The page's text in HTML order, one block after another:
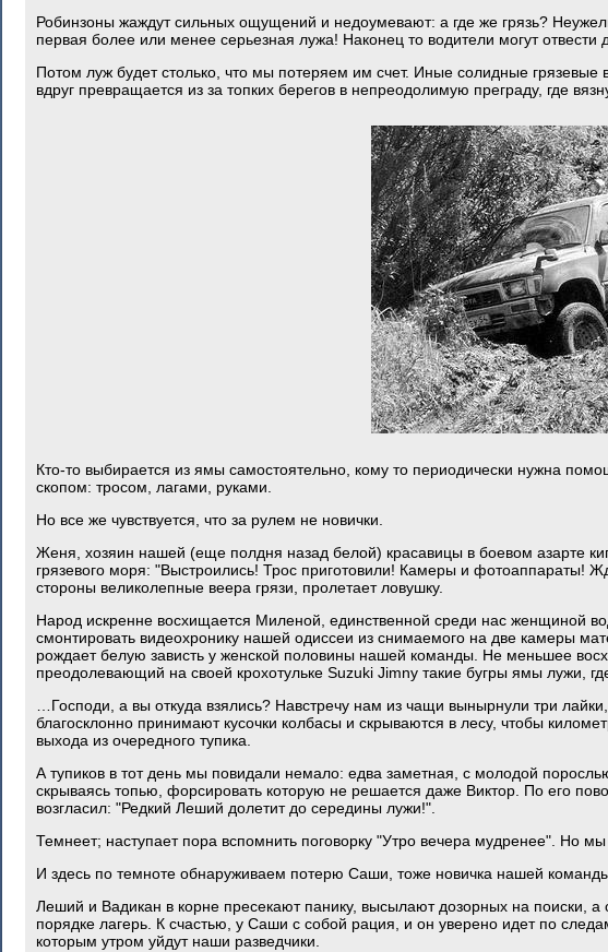
Робинзоны жаждут сильных ощущений и недоумевают: а где же грязь?
первая более или менее серьезная лужа! Наконец то водители могут
Потом луж будет столько, что мы потеряем им счет. Иные солидные
вдруг превращается из за топких берегов в непреодолимую преграду, где
Кто-то выбирается из ямы самостоятельно, кому то периодически нужна
скопом: тросом, лагами, руками.
Но все же чувствуется, что за рулем не новички.
Женя, хозяин нашей (еще полдня назад белой) красавицы в боевом азарте
грязевого моря: "Выстроились! Трос приготовили! Камеры и
стороны великолепные веера грязи, пролетает ловушку.
Народ искренне восхищается Миленой, единственной среди нас женщиной
смонтировать видеохронику нашей одиссеи из снимаемого на две камеры
рождает белую зависть у женской половины нашей команды. Не меньшее
преодолевающий на своей крохотульке Suzuki Jimny такие бугры ямы лужи,
…Господи, а вы откуда взялись? Навстречу нам из чащи вынырнули три
благосклонно принимают кусочки колбасы и скрываются в лесу, чтобы
выхода из очередного тупика.
А тупиков в тот день мы повидали немало: едва заметная, с молодой
скрываясь топью, форсировать которую не решается даже Виктор. По его
возгласил: "Редкий Леший долетит до середины лужи!".
Темнеет; наступает пора вспомнить поговорку "Утро вечера мудренее". Но
И здесь по темноте обнаруживаем потерю Саши, тоже новичка нашей
Леший и Вадикан в корне пресекают панику, высылают дозорных на поиски,
порядке лагерь. К счастью, у Саши с собой рация, и он уверено идет по
которым утром уйдут наши разведчики.